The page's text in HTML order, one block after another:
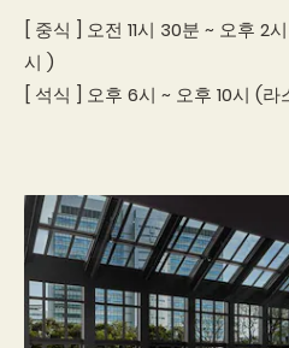
[ 중식 ] 오전 11시 30분 ~ 오후 2
시 )
[ 석식 ] 오후 6시 ~ 오후 10시 (